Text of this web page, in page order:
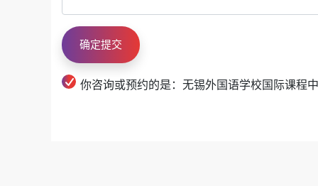
你咨询或预约的是：无锡外国语学校国际课程